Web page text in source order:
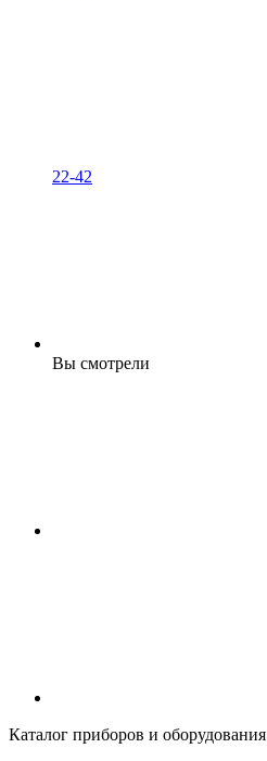
22-42
Вы смотрели
Каталог приборов и оборудования